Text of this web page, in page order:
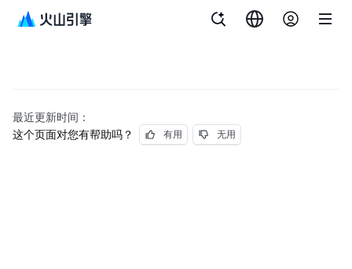
最近更新时间：
这个页面对您有帮助吗？
有用 无用